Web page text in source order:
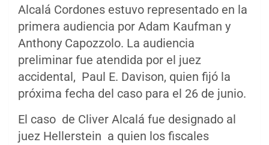
Alcalá Cordones estuvo representado en la
primera audiencia por Adam Kaufman y
Anthony Capozzolo. La audiencia
preliminar fue atendida por el juez
accidental, Paul E. Davison, quien fijó la
próxima fecha del caso para el 26 de junio.
El caso de Cliver Alcalá fue designado al
juez Hellerstein a quien los fiscales